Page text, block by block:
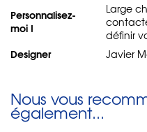
Personnalisez-
moi !
Large
définir
Designer Javier
Nous vous
également...